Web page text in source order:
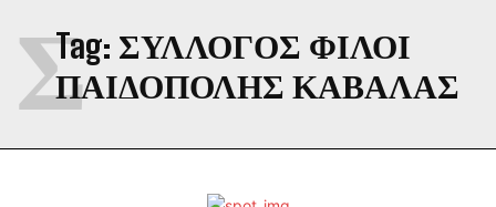
Tag: ΣΥΛΛΟΓΟΣ ΦΙΛΟΙ
ΠΑΙΔΟΠΟΛΗΣ ΚΑΒΑΛΑΣ
Σ